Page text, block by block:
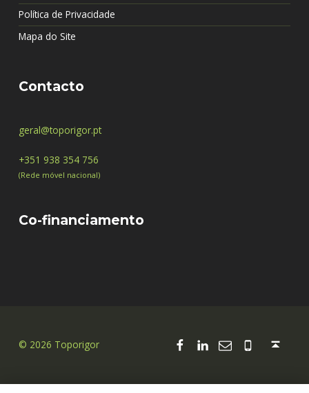
Política de Privacidade
Mapa do Site
Contacto
geral@toporigor.pt
+351 938 354 756
(Rede móvel nacional)
Co-financiamento
© 2026 Toporigor